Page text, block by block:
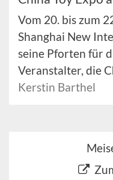
Vom 20. bis zum
Shanghai New
seine Pforten für
Veranstalter, die
Kerstin Barthel